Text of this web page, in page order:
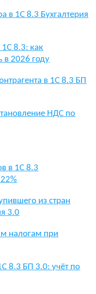
в 1С 8.3 Бухгалтерия
8.3: как
в 2026 году
в 1С 8.3 БП
НДС по
в 1С 8.3
из стран
3.0
налогам при
8.3 БП 3.0: учёт по